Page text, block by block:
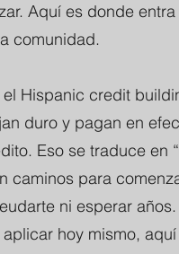
Aquí es donde
comunidad.
Hispanic credit
duro y pagan en
Eso se traduce en
caminos para
ni esperar
hoy mismo,